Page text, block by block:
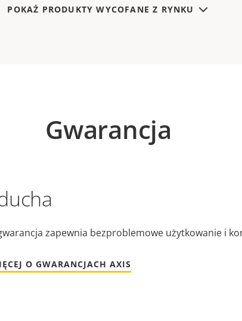
POKAŻ PRODUKTY WYCOFANE Z RYNKU
Gwarancja
zapewnia bezproblemowe użytkowanie i
O GWARANCJACH AXIS